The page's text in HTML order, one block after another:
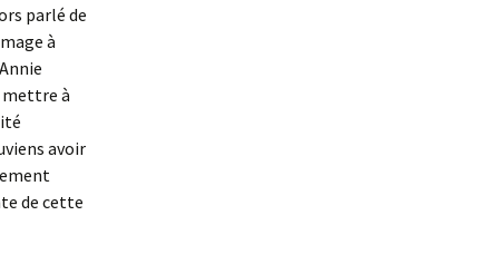
parlé de
à
mettre à
avoir
de cette